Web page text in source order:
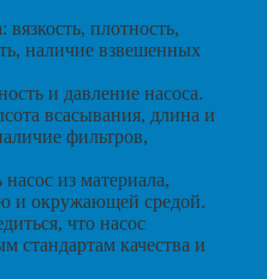
плотность,
наличие взвешенных
и давление насоса.
всасывания, длина и
фильтров,
из материала,
и окружающей средой.
что насос
стандартам качества и